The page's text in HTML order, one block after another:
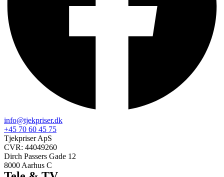
info@tjekpriser.dk
+45 70 60 45 75
Tjekpriser ApS
CVR: 44049260
Dirch Passers Gade 12
8000 Aarhus C